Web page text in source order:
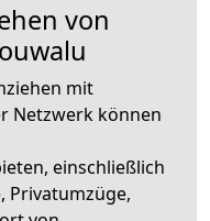
von
mit
Netzwerk können
einschließlich
Privatumzüge,